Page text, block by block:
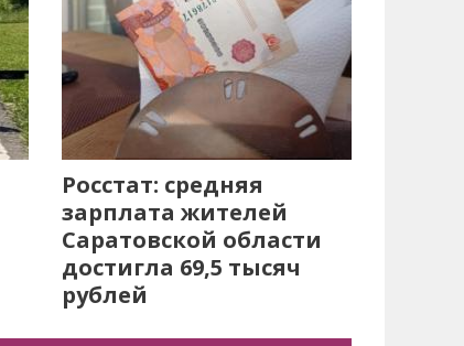
Росстат: средняя
зарплата жителей
Саратовской области
достигла 69,5 тысяч
рублей